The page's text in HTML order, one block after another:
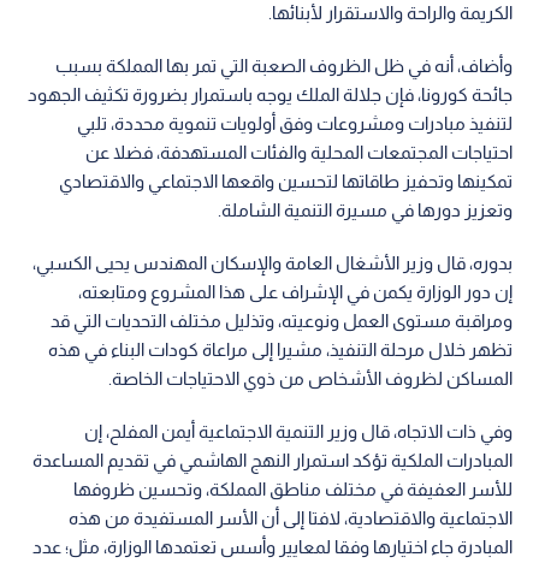
الكريمة والراحة والاستقرار لأبنائها.
وأضاف، أنه في ظل الظروف الصعبة التي تمر بها المملكة بسبب
جائحة كورونا، فإن جلالة الملك يوجه باستمرار بضرورة تكثيف الجهود
لتنفيذ مبادرات ومشروعات وفق أولويات تنموية محددة، تلبي
احتياجات المجتمعات المحلية والفئات المستهدفة، فضلا عن
تمكينها وتحفيز طاقاتها لتحسين واقعها الاجتماعي والاقتصادي
وتعزيز دورها في مسيرة التنمية الشاملة.
بدوره، قال وزير الأشغال العامة والإسكان المهندس يحيى الكسبي،
إن دور الوزارة يكمن في الإشراف على هذا المشروع ومتابعته،
ومراقبة مستوى العمل ونوعيته، وتذليل مختلف التحديات التي قد
تظهر خلال مرحلة التنفيذ، مشيرا إلى مراعاة كودات البناء في هذه
المساكن لظروف الأشخاص من ذوي الاحتياجات الخاصة.
وفي ذات الاتجاه، قال وزير التنمية الاجتماعية أيمن المفلح، إن
المبادرات الملكية تؤكد استمرار النهج الهاشمي في تقديم المساعدة
للأسر العفيفة في مختلف مناطق المملكة، وتحسين ظروفها
الاجتماعية والاقتصادية، لافتا إلى أن الأسر المستفيدة من هذه
المبادرة جاء اختيارها وفقا لمعايير وأسس تعتمدها الوزارة، مثل؛ عدد